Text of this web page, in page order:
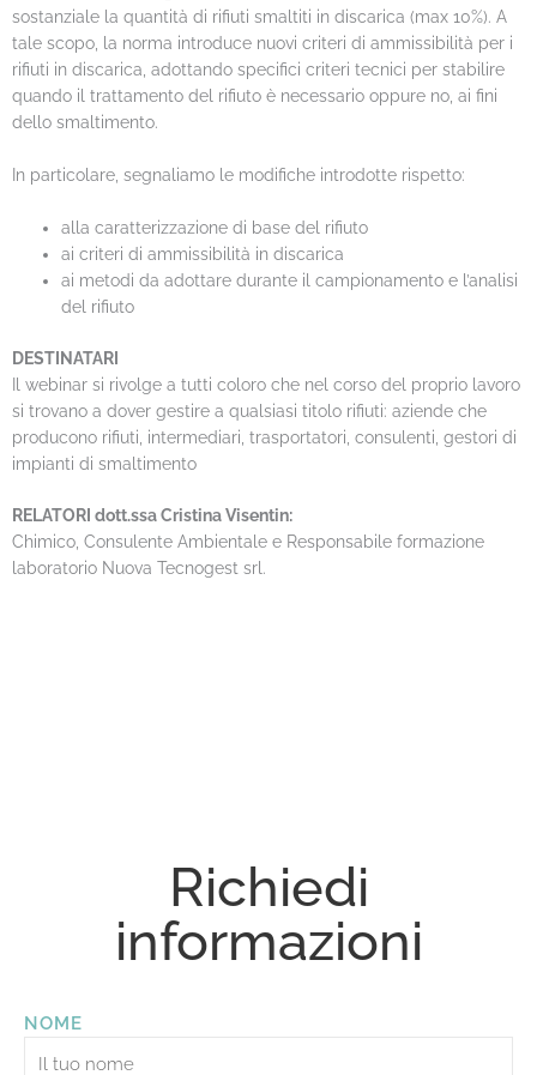
sostanziale la quantità di rifiuti smaltiti in discarica (max 10%). A
tale scopo, la norma introduce nuovi criteri di ammissibilità per i
rifiuti in discarica, adottando specifici criteri tecnici per stabilire
quando il trattamento del rifiuto è necessario oppure no, ai fini
dello smaltimento.
In particolare, segnaliamo le modifiche introdotte rispetto:
alla caratterizzazione di base del rifiuto
ai criteri di ammissibilità in discarica
ai metodi da adottare durante il campionamento e l’analisi
del rifiuto
DESTINATARI
Il webinar si rivolge a tutti coloro che nel corso del proprio lavoro
si trovano a dover gestire a qualsiasi titolo rifiuti: aziende che
producono rifiuti, intermediari, trasportatori, consulenti, gestori di
impianti di smaltimento
RELATORI dott.ssa Cristina Visentin:
Chimico, Consulente Ambientale e Responsabile formazione
laboratorio Nuova Tecnogest srl.
Richiedi
informazioni
NOME